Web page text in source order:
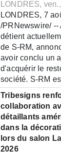
LONDRES,
LONDRES, 7
/PRNewswire/ --
détient
de S-RM,
avoir conclu un
d'acquérir le
société. S-RM
Tribesigns
collaboration
détaillants
dans la
lors du salon
2026